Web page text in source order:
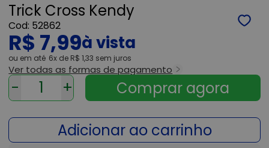
Trick Cross Kendy
52862
R$ 7,99
ou 6x de R$ 1,33 sem juros
Ver todas as formas de pagamento
- +